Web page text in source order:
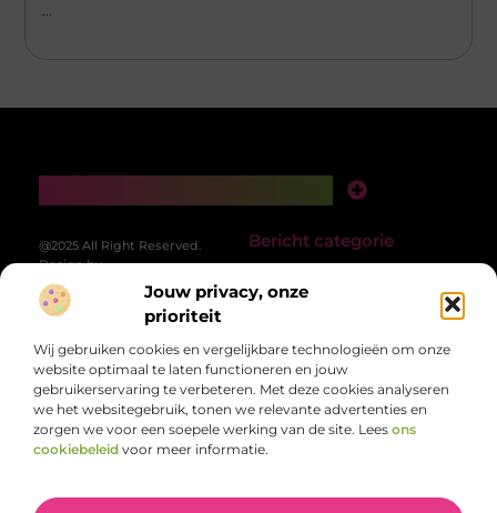
Jouw privacy, onze
prioriteit
Wij gebruiken cookies en vergelijkbare technologieën om onze
website optimaal te laten functioneren en jouw
gebruikerservaring te verbeteren. Met deze cookies analyseren
we het websitegebruik, tonen we relevante advertenties en
zorgen we voor een soepele werking van de site. Lees ons
cookiebeleid voor meer informatie.
...
@2025 All Right Reserved.
Design by
www.patrickstrijards.nl.
Bericht categorie
Een rijke mix aan inzichten en ideeën, speciaal